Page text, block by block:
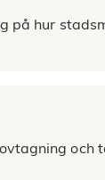
hur
och